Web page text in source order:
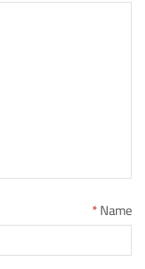
Name
*